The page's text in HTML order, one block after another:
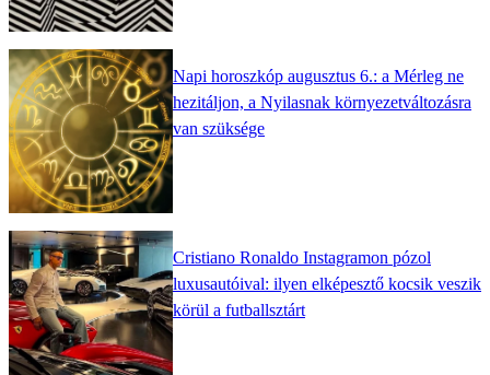
Napi horoszkóp augusztus 6.: a Mérleg ne
hezitáljon, a Nyilasnak környezetváltozásra
van szüksége
Cristiano Ronaldo Instagramon pózol
luxusautóival: ilyen elképesztő kocsik veszik
körül a futballsztárt